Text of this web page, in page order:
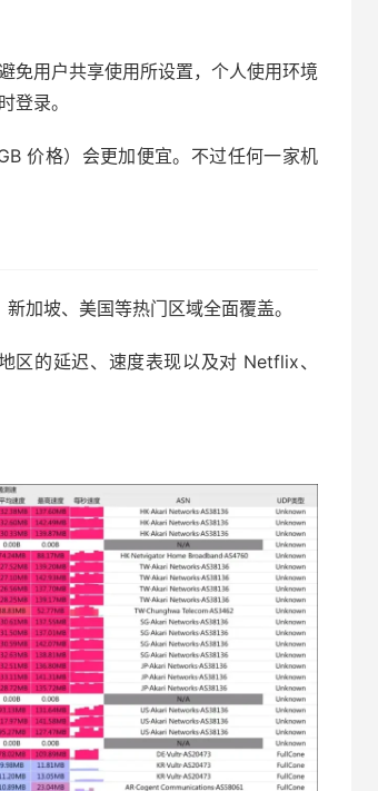
免用户共享使用所设置，个人使用环境
登录。
价格）会更加便宜。不过任何一家机
加坡、美国等热门区域全面覆盖。
区的延迟、速度表现以及对 Netflix、